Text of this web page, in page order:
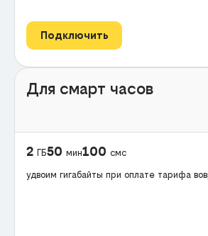
Подключить
Для смарт часов
2 ГБ50 мин100 смс
удвоим гигабайты при оплате тарифа